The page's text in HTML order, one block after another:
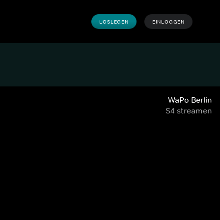
LOSLEGEN EINLOGGEN
WaPo Berlin
S4 streamen